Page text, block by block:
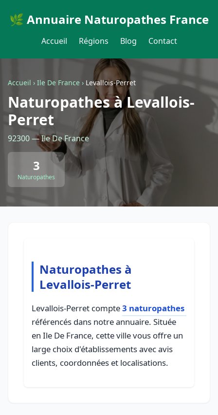
🌿 Annuaire Naturopathes France
Accueil Régions Blog Contact
Accueil › Ile De France › Levallois-Perret
Naturopathes à Levallois-
Perret
92300 — Ile De France
3
Naturopathes
Naturopathes à
Levallois-Perret
Levallois-Perret compte3 naturopathes
référencés dans notre annuaire. Située
en Ile De France, cette ville vous offre un
large choix d'établissements avec avis
clients, coordonnées et localisations.